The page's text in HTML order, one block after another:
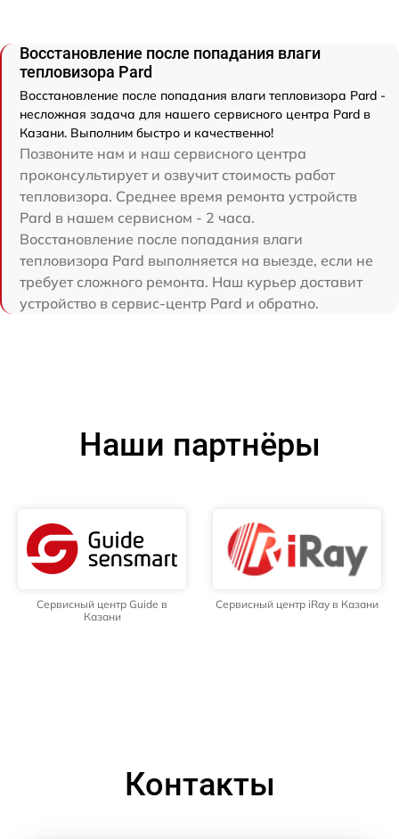
Восстановление после попадания влаги
тепловизора Pard
Восстановление после попадания влаги тепловизора Pard -
несложная задача для нашего сервисного центра Pard в
Казани. Выполним быстро и качественно!
Позвоните нам и наш сервисного центра
проконсультирует и озвучит стоимость работ
тепловизора. Среднее время ремонта устройств
Pard в нашем сервисном - 2 часа.
Восстановление после попадания влаги
тепловизора Pard выполняется на выезде, если не
требует сложного ремонта. Наш курьер доставит
устройство в сервис-центр Pard и обратно.
Наши партнёры
Сервисный центр Guide в
Казани
Сервисный центр iRay в Казани
Контакты